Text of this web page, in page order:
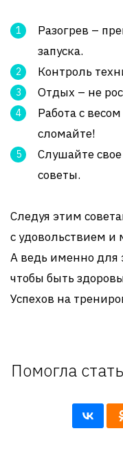
Разогрев –
запуска.
Контроль
Отдых – не
Работа с
сломайте!
Слушайте
советы.
Следуя этим
с удовольствием
А ведь именно для
чтобы быть
Успехов на
Помогла